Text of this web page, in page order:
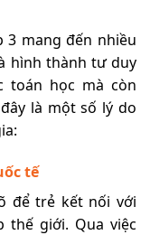
3 mang đến nhiều
hình thành tư duy
toán học mà còn
là một số lý do
tế
để trẻ kết nối với
thế giới. Qua việc